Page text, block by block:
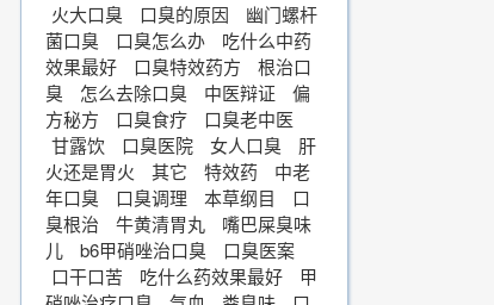
火大口臭 口臭的原因
幽门螺杆
菌口臭
口臭怎么办
吃什么中药
效果最好
口臭特效药方
根治口
臭
怎么去除口臭 中医辩证
偏
方秘方
口臭食疗
口臭老中医
甘露饮
口臭医院 女人口臭
肝
火还是胃火
其它 特效药
中老
年口臭
口臭调理 本草纲目
口
臭根治
牛黄清胃丸
嘴巴屎臭味
儿
b6甲硝唑治口臭
口臭医案
口干口苦
吃什么药效果最好
甲